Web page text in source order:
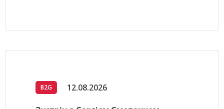
B2G 12.08.2026